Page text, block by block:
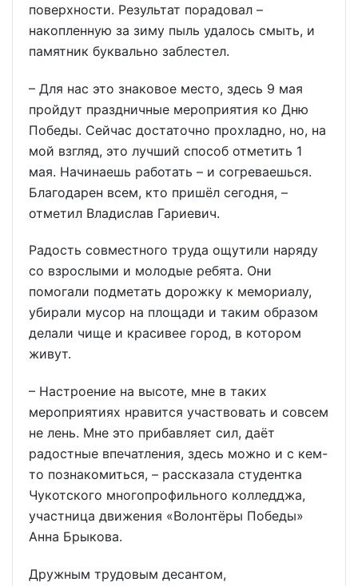
поверхности. Результат порадовал –
накопленную за зиму пыль удалось смыть, и
памятник буквально заблестел.
– Для нас это знаковое место, здесь 9 мая
пройдут праздничные мероприятия ко Дню
Победы. Сейчас достаточно прохладно, но, на
мой взгляд, это лучший способ отметить 1
мая. Начинаешь работать – и согреваешься.
Благодарен всем, кто пришёл сегодня, –
отметил Владислав Гариевич.
Радость совместного труда ощутили наряду
со взрослыми и молодые ребята. Они
помогали подметать дорожку к мемориалу,
убирали мусор на площади и таким образом
делали чище и красивее город, в котором
живут.
– Настроение на высоте, мне в таких
мероприятиях нравится участвовать и совсем
не лень. Мне это прибавляет сил, даёт
радостные впечатления, здесь можно и с кем-
то познакомиться, – рассказала студентка
Чукотского многопрофильного колледджа,
участница движения «Волонтёры Победы»
Анна Брыкова.
Дружным трудовым десантом,